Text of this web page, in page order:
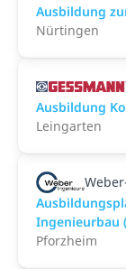
Ausbildung
Nürtingen
Ausbildung
Leingarten
Ingenieurbau
Pforzheim